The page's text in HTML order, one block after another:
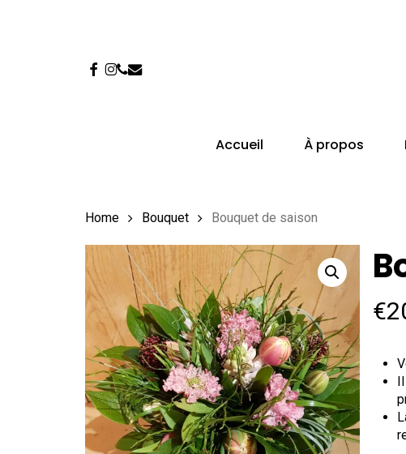
facebook
instagram
phone
email
Accueil À propos
Home Bouquet Bouquet de saison
€